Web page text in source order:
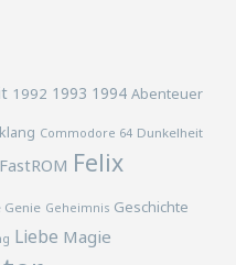
1992 1993 1994 Abenteuer
Commodore 64 Dunkelheit
FastROM Felix
Genie Geheimnis Geschichte
Liebe Magie